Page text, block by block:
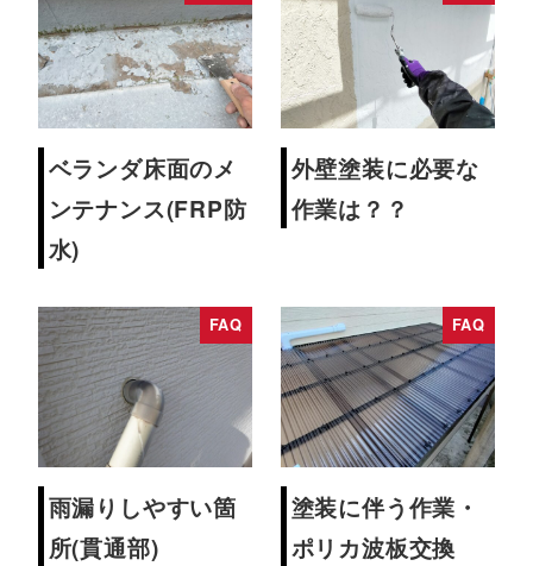
ベランダ床面のメ
ンテナンス(FRP防
水)
外壁塗装に必要な
作業は？？
FAQ
雨漏りしやすい箇
所(貫通部)
FAQ
塗装に伴う作業・
ポリカ波板交換